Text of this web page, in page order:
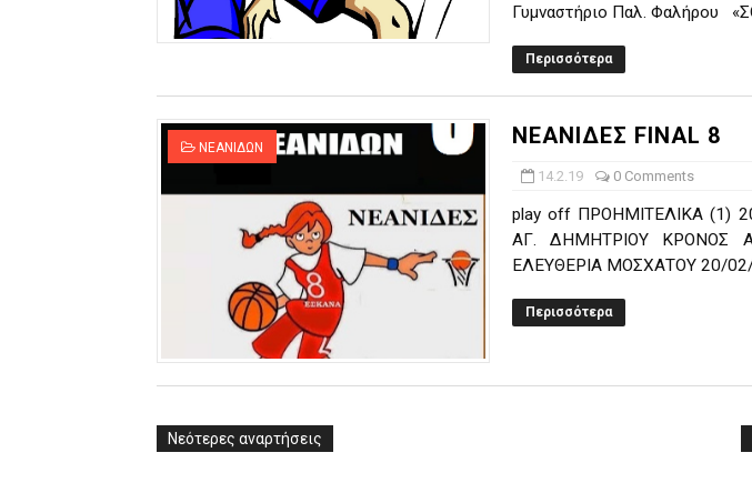
ΧΡΟΝΙΑ ΠΟΛΛΑ ΣΤΟ ΕΛΛΗΝΙΚΟ ΜΠΑΣΚΕΤ : 39Η ΕΠΕΤΕΙΟΣ ΑΠΟ
Ο δρόμος για τον 29ο τελικό κυπέλλου ανδρών ΕΣΚΑΝΑ
U21: Τεράστια πρόκριση για τον Πανελευσινιακό στον
Γ΄ανδρών play offs : "Σκληρό" καρύδι η Φιλία Περάματος
Play off B εφήβων Β φάση Στο f4 ΑΕ Ρέντη, Πέρα , Ερμής Αργυρ.
Γυμναστήριο Παλ. Φαλήρου
Περισσότερα
ΝΕΑΝΙΔΩΝ ΝΕΑΝΙΔΕΣ FINAL 8
14.2.19 0 Comments
play off ΠΡΟΗΜΙΤΕΛΙΚΑ (1)
ΑΓ. ΔΗΜΗΤΡΙΟΥ ΚΡΟΝΟΣ
ΕΛΕΥΘΕΡΙΑ ΜΟΣΧΑΤΟΥ 20/
Περισσότερα
Νεότερες αναρτήσεις